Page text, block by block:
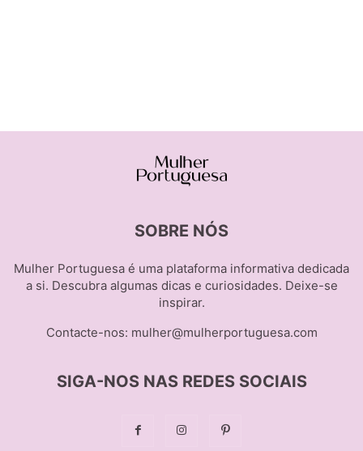
SOBRE NÓS
Mulher Portuguesa é uma plataforma informativa dedicada
a si. Descubra algumas dicas e curiosidades. Deixe-se
inspirar.
Contacte-nos: mulher@mulherportuguesa.com
SIGA-NOS NAS REDES SOCIAIS